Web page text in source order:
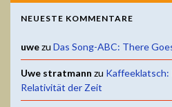
NEUESTE KOMMENTARE
uwezu Das Song-ABC: There
Uwe stratmann zu Kaffeeklatsch:
Relativität der Zeit